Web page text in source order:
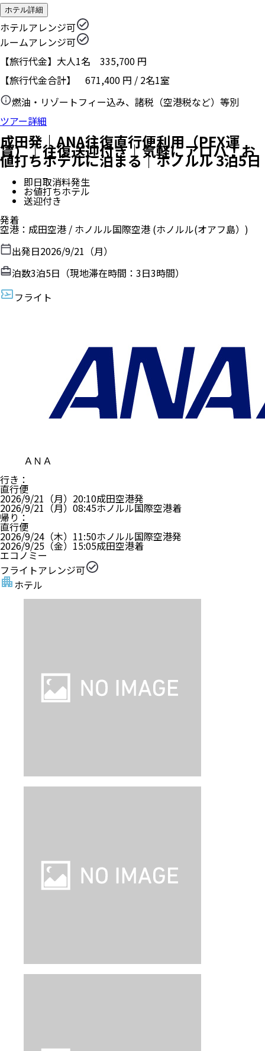
ホテル詳細
ホテルアレンジ可
ルームアレンジ可
【旅行代金】大人1名 335,700 円
【旅行代金合計】 671,400 円 / 2名1室
燃油・リゾートフィー込み、諸税（空港税など）等別
ツアー詳細
成田発｜ANA往復直行便利用（PEX運
賃）｜往復送迎付き｜気軽にアロハ！お
値打ちホテルに泊まる｜ホノルル 3泊5日
即日取消料発生
お値打ちホテル
送迎付き
発着
空港 ： 成田空港 / ホノルル国際空港 (ホノルル(オアフ島）)
出発日2026/9/21（月）
泊数3泊5日（現地滞在時間： 3日3時間）
フライト
ＡＮＡ
行き ：
直行便
2026/9/21（月） 20:10成田空港発
2026/9/21（月） 08:45ホノルル国際空港着
帰り ：
直行便
2026/9/24（木） 11:50ホノルル国際空港発
2026/9/25（金） 15:05成田空港着
エコノミー
フライトアレンジ可
ホテル